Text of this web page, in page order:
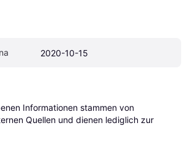
2020-10-15
Informationen stammen von
Quellen und dienen lediglich zur